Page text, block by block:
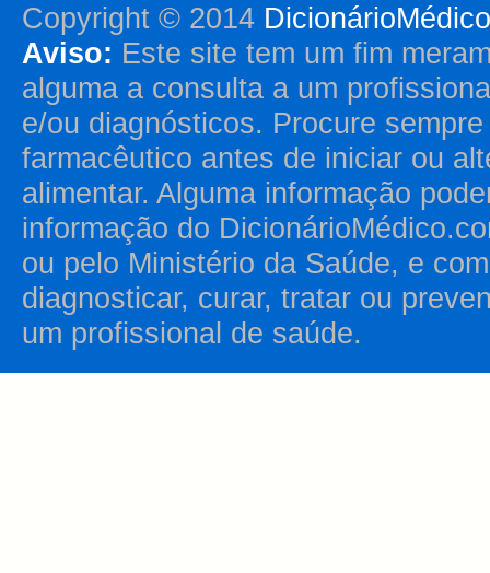
Copyright © 2014
Aviso: Este site tem um fim
alguma a consulta a um
e/ou diagnósticos. Procure
farmacêutico antes de iniciar ou
alimentar. Alguma informação
informação do
ou pelo Ministério da Saúde, e
diagnosticar, curar, tratar ou
um profissional de saúde.